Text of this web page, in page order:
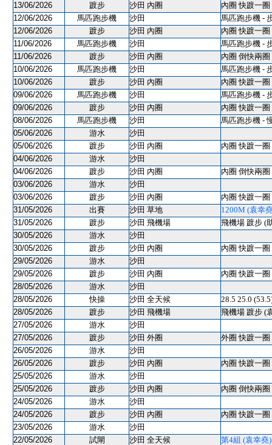
13/06/2026
踱步 沙田 內圈
內圈 快踱一
12/06/2026
馬匹跑步機 沙田
馬匹跑步機 -
12/06/2026
踱步 沙田 內圈
內圈 快踱一圈
11/06/2026
馬匹跑步機 沙田
馬匹跑步機 -
11/06/2026
踱步 沙田 內圈
內圈 倒快兩
10/06/2026
馬匹跑步機 沙田
馬匹跑步機 -
10/06/2026
踱步 沙田 內圈
內圈 快踱一圈
09/06/2026
馬匹跑步機 沙田
馬匹跑步機 -
09/06/2026
踱步 沙田 內圈
內圈 快踱一圈
08/06/2026
馬匹跑步機 沙田
馬匹跑步機 -
05/06/2026
游水
沙田
05/06/2026
踱步 沙田 內圈
內圈 快踱一
04/06/2026
游水
沙田
04/06/2026
踱步 沙田 內圈
內圈 倒快兩圈
03/06/2026
游水
沙田
03/06/2026
踱步 沙田 內圈
內圈 快踱一圈
31/05/2026
出賽 沙田 草地
1200M (袁幸
31/05/2026
踱步 沙田 飛機場
飛機場 踱步 (
30/05/2026
游水
沙田
30/05/2026
踱步 沙田 內圈
內圈 快踱一
29/05/2026
游水
沙田
29/05/2026
踱步 沙田 內圈
內圈 快踱一圈
28/05/2026
游水
沙田
28/05/2026
快操 沙田 全天候
28.5 25.0
28/05/2026
踱步 沙田 飛機場
飛機場 踱步 (
27/05/2026
游水
沙田
27/05/2026
踱步 沙田 外圈
外圈 快踱一圈
26/05/2026
游水
沙田
26/05/2026
踱步 沙田 內圈
內圈 快踱一圈
25/05/2026
游水
沙田
25/05/2026
踱步 沙田 內圈
內圈 倒快兩
24/05/2026
游水
沙田
24/05/2026
踱步 沙田 內圈
內圈 快踱一圈
23/05/2026
游水
沙田
22/05/2026
試閘 沙田 全天候
第4組 (袁幸堯